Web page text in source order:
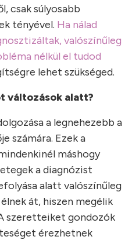
csak súlyosabb
tényével. Ha nálad
valószínűleg
nélkül el tudod
lehet szükséged.
változások alatt?
a legnehezebb a
számára. Ezek a
máshogy
a diagnózist
alatt valószínűleg
át, hiszen megélik
szeretteiket gondozók
érezhetnek